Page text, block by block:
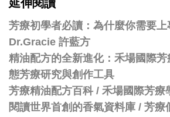
延伸閱讀
芳療初學者必讀：為什麼你需要
Dr.Gracie 許藍方
精油配方的全新進化：禾場國際
態芳療研究與創作工具
芳療精油配方百科 / 禾場國際芳療
閱讀世界首創的香氣資料庫 / 芳療